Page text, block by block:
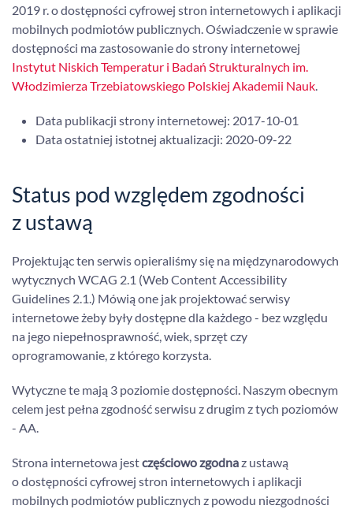
2019 r. o dostępności cyfrowej stron internetowych i aplikacji
mobilnych podmiotów publicznych. Oświadczenie w sprawie
dostępności ma zastosowanie do strony internetowej
Instytut Niskich Temperatur i Badań Strukturalnych im.
Włodzimierza Trzebiatowskiego Polskiej Akademii Nauk.
Data publikacji strony internetowej: 2017-10-01
Data ostatniej istotnej aktualizacji: 2020-09-22
Status pod względem zgodności
z ustawą
Projektując ten serwis opieraliśmy się na międzynarodowych
wytycznych WCAG 2.1 (Web Content Accessibility
Guidelines 2.1.) Mówią one jak projektować serwisy
internetowe żeby były dostępne dla każdego - bez względu
na jego niepełnosprawność, wiek, sprzęt czy
oprogramowanie, z którego korzysta.
Wytyczne te mają 3 poziomie dostępności. Naszym obecnym
celem jest pełna zgodność serwisu z drugim z tych poziomów
- AA.
Strona internetowa jestczęściowo zgodnaz ustawą
o dostępności cyfrowej stron internetowych i aplikacji
mobilnych podmiotów publicznych z powodu niezgodności